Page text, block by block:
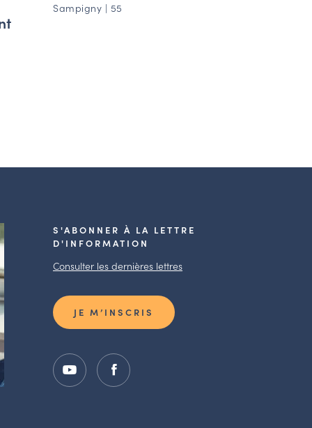
Sampigny | 55
S'ABONNER À LA LETTRE
D'INFORMATION
Consulter les dernières lettres
JE M’INSCRIS